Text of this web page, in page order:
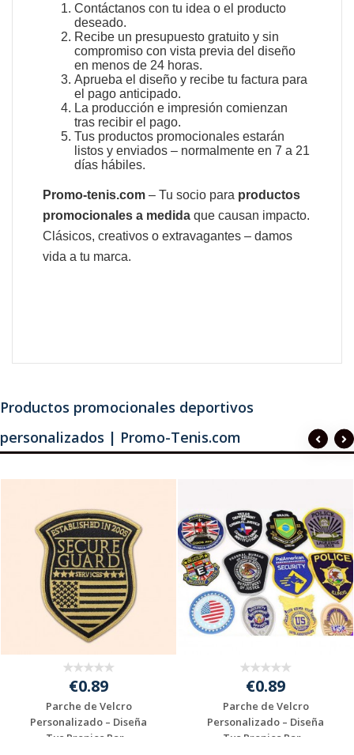
Contáctanos con tu idea o el producto
deseado.
Recibe un presupuesto gratuito y sin
compromiso con vista previa del diseño
en menos de 24 horas.
Aprueba el diseño y recibe tu factura para
el pago anticipado.
La producción e impresión comienzan
tras recibir el pago.
Tus productos promocionales estarán
listos y enviados – normalmente en 7 a 21
días hábiles.
Promo-tenis.com – Tu socio para productos
promocionales a medida que causan impacto.
Clásicos, creativos o extravagantes – damos
vida a tu marca.
Productos promocionales deportivos
personalizados | Promo-Tenis.com
€0.89
Parche de Velcro
Personalizado – Diseña
Tus Propios Par...
€0.89
Parche de Velcro
Personalizado – Diseña
Tus Propios Par...